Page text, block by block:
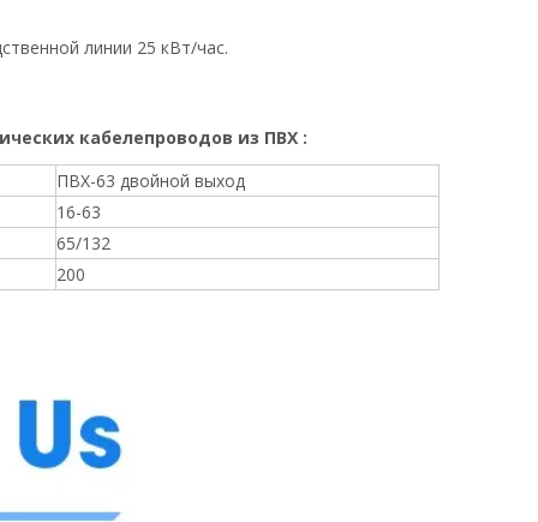
линии 25 кВт/час.
кабелепроводов из ПВХ :
ПВХ-63 двойной выход
16-63
65/132
200